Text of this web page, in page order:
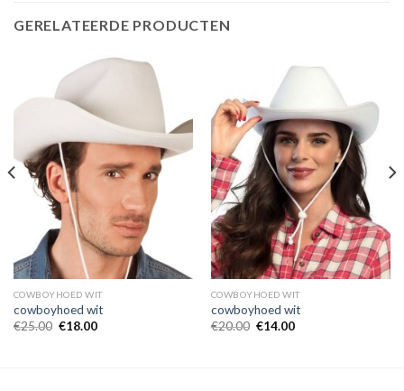
GERELATEERDE PRODUCTEN
COWBOYHOED WIT
cowboyhoed wit
€25.00 €18.00
COWBOYHOED WIT
cowboyhoed wit
€20.00 €14.00